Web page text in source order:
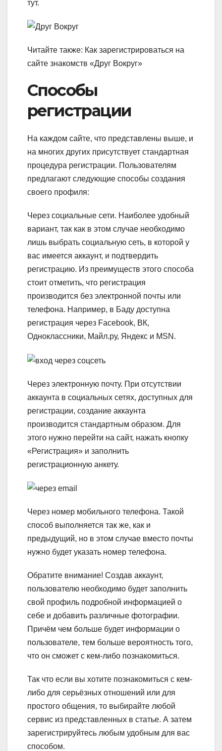
тут.
Читайте также: Как зарегистрироваться на
сайте знакомств «Друг Вокруг»
Способы
регистрации
На каждом сайте, что представлены выше, и
на многих других присутствует стандартная
процедура регистрации. Пользователям
предлагают следующие способы создания
своего профиля:
Через социальные сети. Наиболее удобный
вариант, так как в этом случае необходимо
лишь выбрать социальную сеть, в которой у
вас имеется аккаунт, и подтвердить
регистрацию. Из преимуществ этого способа
стоит отметить, что регистрация
производится без электронной почты или
телефона. Например, в Баду доступна
регистрация через Facebook, ВК,
Одноклассники, Майл.ру, Яндекс и MSN.
Через электронную почту. При отсутствии
аккаунта в социальных сетях, доступных для
регистрации, создание аккаунта
производится стандартным образом. Для
этого нужно перейти на сайт, нажать кнопку
«Регистрация» и заполнить
регистрационную анкету.
Через номер мобильного телефона. Такой
способ выполняется так же, как и
предыдущий, но в этом случае вместо почты
нужно будет указать номер телефона.
Обратите внимание! Создав аккаунт,
пользователю необходимо будет заполнить
свой профиль подробной информацией о
себе и добавить различные фотографии.
Причём чем больше будет информации о
пользователе, тем больше вероятность того,
что он сможет с кем-либо познакомиться.
Так что если вы хотите познакомиться с кем-
либо для серьёзных отношений или для
простого общения, то выбирайте любой
сервис из представленных в статье. А затем
зарегистрируйтесь любым удобным для вас
способом.